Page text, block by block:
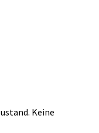
Keine